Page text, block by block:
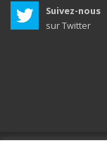
Suivez-nous
sur Twitter